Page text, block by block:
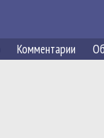
Комментарии